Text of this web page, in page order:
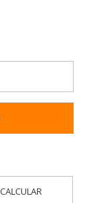
CALCULAR